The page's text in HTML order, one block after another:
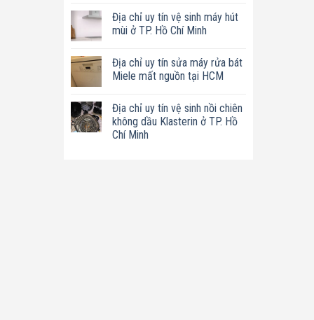
tín
sửa
nồi
dầu
Philips
ở
Chí
Minh
bình
luận
ở
uy
tín
sửa
sữa
hạt
Bluestone
ở
Địa chỉ uy tín vệ sinh máy hút
mùi ở TP. Hồ Chí Minh
bình
luận
ở
uy
tín
vệ
sinh
Địa chỉ uy tín sửa máy rửa bát
Miele mất nguồn tại HCM
bình
luận
ở
Địa
Địa chỉ uy tín vệ sinh nồi chiên
không dầu Klasterin ở TP. Hồ
Chí Minh